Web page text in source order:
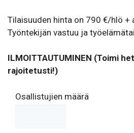
Tilai­suuden hinta on 790 €/​​hlö +
Työn­te­kijän vastuu ja
ILMOITTAUTUMINEN (Toimi
rajoitetusti!)
Osallistujien määrä